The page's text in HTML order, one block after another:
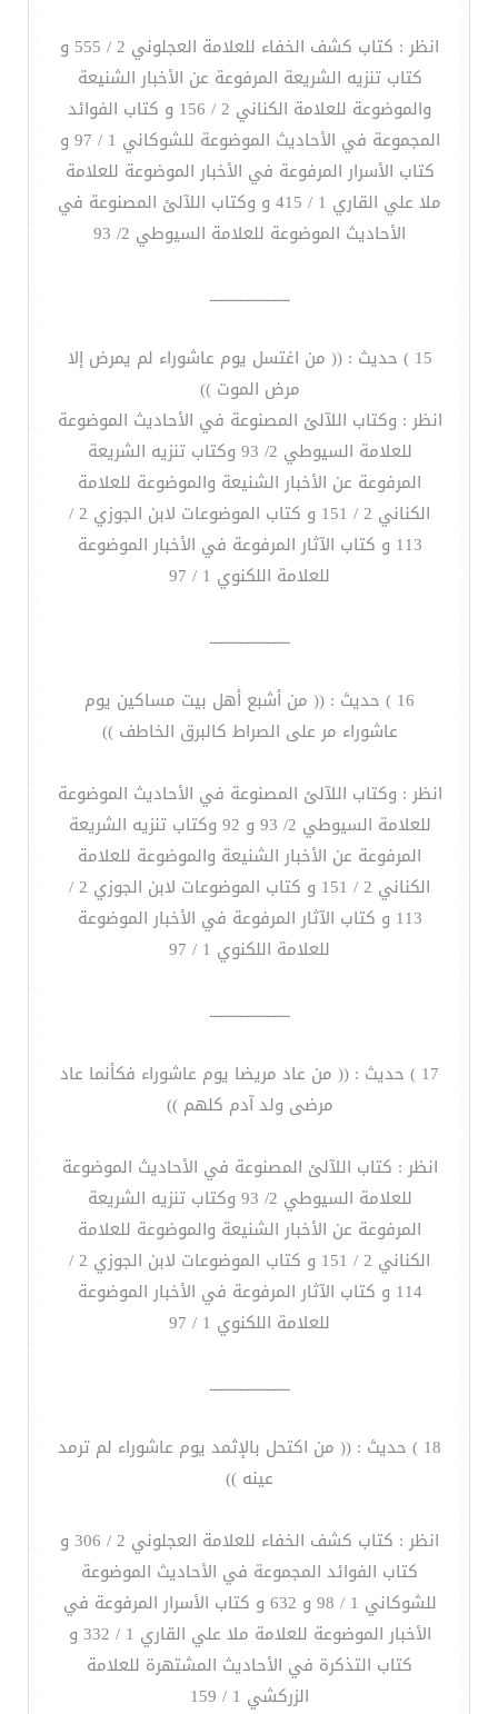
انظر : كتاب كشف الخفاء للعلامة العجلوني 2 / 555 و
كتاب تنزيه الشريعة المرفوعة عن الأخبار الشنيعة
والموضوعة للعلامة الكناني 2 / 156 و كتاب الفوائد
المجموعة في الأحاديث الموضوعة للشوكاني 1 / 97 و
كتاب الأسرار المرفوعة في الأخبار الموضوعة للعلامة
ملا علي القاري 1 / 415 و وكتاب اللآلئ المصنوعة في
الأحاديث الموضوعة للعلامة السيوطي 2/ 93
ــــــــــــــــــــــــ
15 ) حديث : (( من اغتسل يوم عاشوراء لم يمرض إلا
مرض الموت ))
انظر : وكتاب اللآلئ المصنوعة في الأحاديث الموضوعة
للعلامة السيوطي 2/ 93 وكتاب تنزيه الشريعة
المرفوعة عن الأخبار الشنيعة والموضوعة للعلامة
الكناني 2 / 151 و كتاب الموضوعات لابن الجوزي 2 /
113 و كتاب الآثار المرفوعة في الأخبار الموضوعة
للعلامة اللكنوي 1 / 97
ــــــــــــــــــــــــ
16 ) حديث : (( من أشبع أهل بيت مساكين يوم
عاشوراء مر على الصراط كالبرق الخاطف ))
انظر : وكتاب اللآلئ المصنوعة في الأحاديث الموضوعة
للعلامة السيوطي 2/ 93 و 92 وكتاب تنزيه الشريعة
المرفوعة عن الأخبار الشنيعة والموضوعة للعلامة
الكناني 2 / 151 و كتاب الموضوعات لابن الجوزي 2 /
113 و كتاب الآثار المرفوعة في الأخبار الموضوعة
للعلامة اللكنوي 1 / 97
ــــــــــــــــــــــــ
17 ) حديث : (( من عاد مريضا يوم عاشوراء فكأنما عاد
مرضى ولد آدم كلهم ))
انظر : كتاب اللآلئ المصنوعة في الأحاديث الموضوعة
للعلامة السيوطي 2/ 93 وكتاب تنزيه الشريعة
المرفوعة عن الأخبار الشنيعة والموضوعة للعلامة
الكناني 2 / 151 و كتاب الموضوعات لابن الجوزي 2 /
114 و كتاب الآثار المرفوعة في الأخبار الموضوعة
للعلامة اللكنوي 1 / 97
ــــــــــــــــــــــــ
18 ) حديث : (( من اكتحل بالإثمد يوم عاشوراء لم ترمد
عينه ))
انظر : كتاب كشف الخفاء للعلامة العجلوني 2 / 306 و
كتاب الفوائد المجموعة في الأحاديث الموضوعة
للشوكاني 1 / 98 و 632 و كتاب الأسرار المرفوعة في
الأخبار الموضوعة للعلامة ملا علي القاري 1 / 332 و
كتاب التذكرة في الأحاديث المشتهرة للعلامة
الزركشي 1 / 159